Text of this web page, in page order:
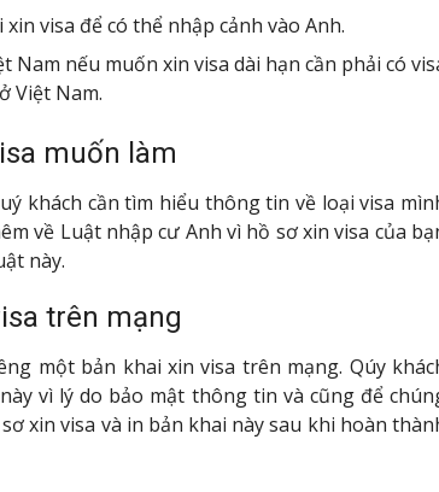
visa để có thể nhập cảnh vào Anh.
nếu muốn xin visa dài hạn cần phải có
Việt Nam.
muốn làm
khách cần tìm hiểu thông tin về loại visa
về Luật nhập cư Anh vì hồ sơ xin visa của
này.
trên mạng
một bản khai xin visa trên mạng. Qúy
vì lý do bảo mật thông tin và cũng để
xin visa và in bản khai này sau khi hoàn